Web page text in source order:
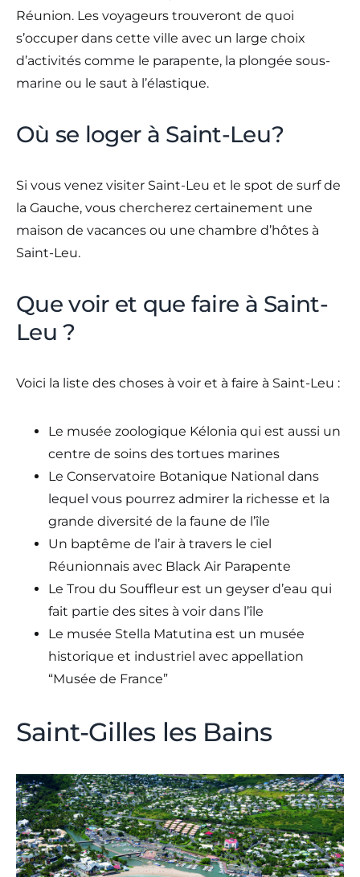
Réunion. Les voyageurs trouveront de quoi
s’occuper dans cette ville avec un large choix
d’activités comme le parapente, la plongée sous-
marine ou le saut à l’élastique.
Où se loger à Saint-Leu?
Si vous venez visiter Saint-Leu et le spot de surf de
la Gauche, vous chercherez certainement une
maison de vacances ou une chambre d’hôtes à
Saint-Leu.
Que voir et que faire à Saint-
Leu ?
Voici la liste des choses à voir et à faire à Saint-Leu :
Le musée zoologique Kélonia qui est aussi un
centre de soins des tortues marines
Le Conservatoire Botanique National dans
lequel vous pourrez admirer la richesse et la
grande diversité de la faune de l’île
Un baptême de l’air à travers le ciel
Réunionnais avec Black Air Parapente
Le Trou du Souffleur est un geyser d’eau qui
fait partie des sites à voir dans l’île
Le musée Stella Matutina est un musée
historique et industriel avec appellation
“Musée de France”
Saint-Gilles les Bains